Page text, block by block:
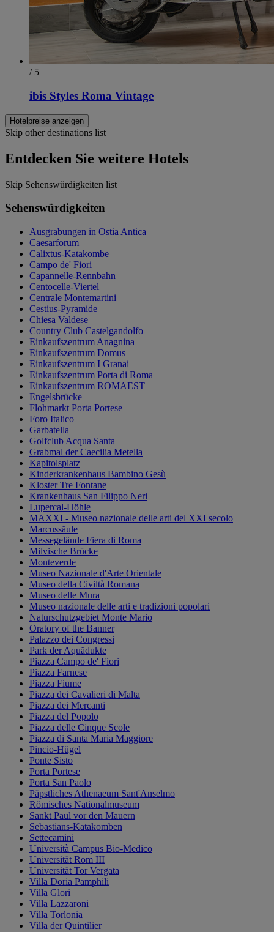
/ 5
ibis Styles Roma Vintage
Hotelpreise anzeigen
Skip other destinations list
Entdecken Sie weitere Hotels
Skip Sehenswürdigkeiten list
Sehenswürdigkeiten
Ausgrabungen in Ostia Antica
Caesarforum
Calixtus-Katakombe
Campo de' Fiori
Capannelle-Rennbahn
Centocelle-Viertel
Centrale Montemartini
Cestius-Pyramide
Chiesa Valdese
Country Club Castelgandolfo
Einkaufszentrum Anagnina
Einkaufszentrum Domus
Einkaufszentrum I Granai
Einkaufszentrum Porta di Roma
Einkaufszentrum ROMAEST
Engelsbrücke
Flohmarkt Porta Portese
Foro Italico
Garbatella
Golfclub Acqua Santa
Grabmal der Caecilia Metella
Kapitolsplatz
Kinderkrankenhaus Bambino Gesù
Kloster Tre Fontane
Krankenhaus San Filippo Neri
Lupercal-Höhle
MAXXI - Museo nazionale delle arti del XXI secolo
Marcussäule
Messegelände Fiera di Roma
Milvische Brücke
Monteverde
Museo Nazionale d'Arte Orientale
Museo della Civiltà Romana
Museo delle Mura
Museo nazionale delle arti e tradizioni popolari
Naturschutzgebiet Monte Mario
Oratory of the Banner
Palazzo dei Congressi
Park der Aquädukte
Piazza Campo de' Fiori
Piazza Farnese
Piazza Fiume
Piazza dei Cavalieri di Malta
Piazza dei Mercanti
Piazza del Popolo
Piazza delle Cinque Scole
Piazza di Santa Maria Maggiore
Pincio-Hügel
Ponte Sisto
Porta Portese
Porta San Paolo
Päpstliches Athenaeum Sant'Anselmo
Römisches Nationalmuseum
Sankt Paul vor den Mauern
Sebastians-Katakomben
Settecamini
Università Campus Bio-Medico
Universität Rom III
Universität Tor Vergata
Villa Doria Pamphili
Villa Glori
Villa Lazzaroni
Villa Torlonia
Villa der Quintilier